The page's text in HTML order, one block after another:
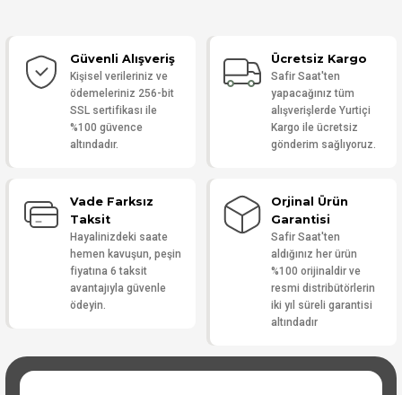
Yorum Yaz
Güvenli Alışveriş
Kişisel verileriniz ve
ödemeleriniz 256-bit
SSL sertifikası ile
%100 güvence
altındadır.
Ücretsiz Kargo
Safir Saat'ten
yapacağınız tüm
alışverişlerde Yurtiçi
Kargo ile ücretsiz
gönderim sağlıyoruz.
Vade Farksız
Taksit
Hayalinizdeki saate
hemen kavuşun, peşin
fiyatına 6 taksit
avantajıyla güvenle
ödeyin.
Orjinal Ürün
Garantisi
Safir Saat'ten
aldığınız her ürün
%100 orijinaldir ve
resmi distribütörlerin
iki yıl süreli garantisi
altındadır